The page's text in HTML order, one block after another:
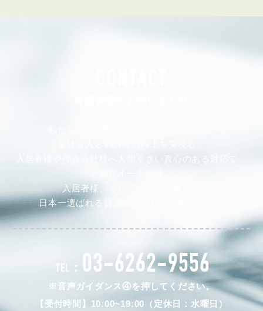
入居者様や仲介会社様へ人間くさい真心のある対応で、
入居者様、そして仲介会社様から
日本一選ばれる賃貸管理会社を目指します。
TEL： 03-6262-9556
※音声ガイダンス④を押してください。
【受付時間】10:00~19:00（定休日：水曜日）